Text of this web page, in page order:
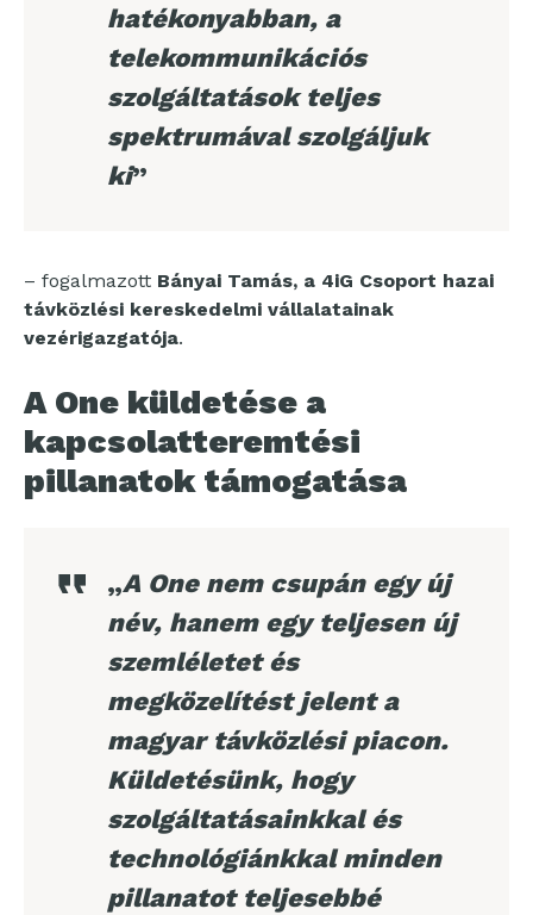
hatékonyabban, a
telekommunikációs
szolgáltatások teljes
spektrumával szolgáljuk
ki”
– fogalmazott Bányai Tamás, a 4iG Csoport hazai
távközlési kereskedelmi vállalatainak
vezérigazgatója.
A One küldetése a
kapcsolatteremtési
pillanatok támogatása
„A One nem csupán egy új
név, hanem egy teljesen új
szemléletet és
megközelítést jelent a
magyar távközlési piacon.
Küldetésünk, hogy
szolgáltatásainkkal és
technológiánkkal minden
pillanatot teljesebbé